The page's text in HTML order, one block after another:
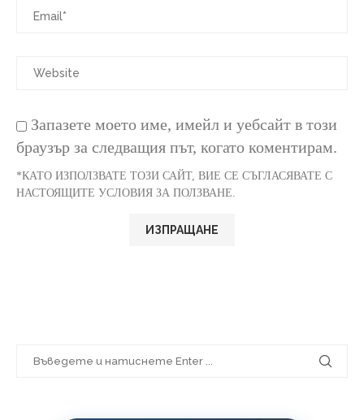
Запазете моето име, имейл и уебсайт в този
браузър за следващия път, когато коментирам.
*КАТО ИЗПОЛЗВАТЕ ТОЗИ САЙТ, ВИЕ СЕ СЪГЛАСЯВАТЕ С
НАСТОЯЩИТЕ УСЛОВИЯ ЗА ПОЛЗВАНЕ.